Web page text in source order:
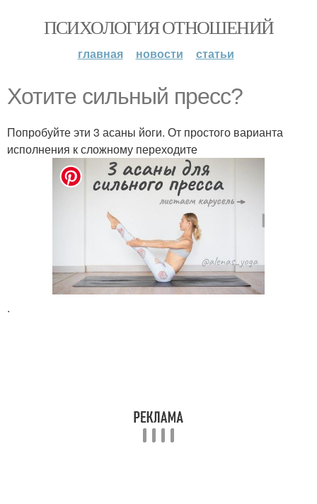
ПСИХОЛОГИЯ ОТНОШЕНИЙ
главная новости статьи
Хотите сильный пресс?
Попробуйте эти 3 асаны йоги. От простого варианта
исполнения к сложному переходите
.